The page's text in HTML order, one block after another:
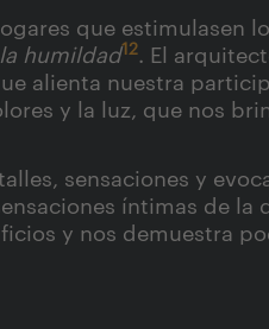
que estimulasen
humildad12. El
alienta nuestra
y la luz, que nos
sensaciones y
íntimas de
y nos demuestra